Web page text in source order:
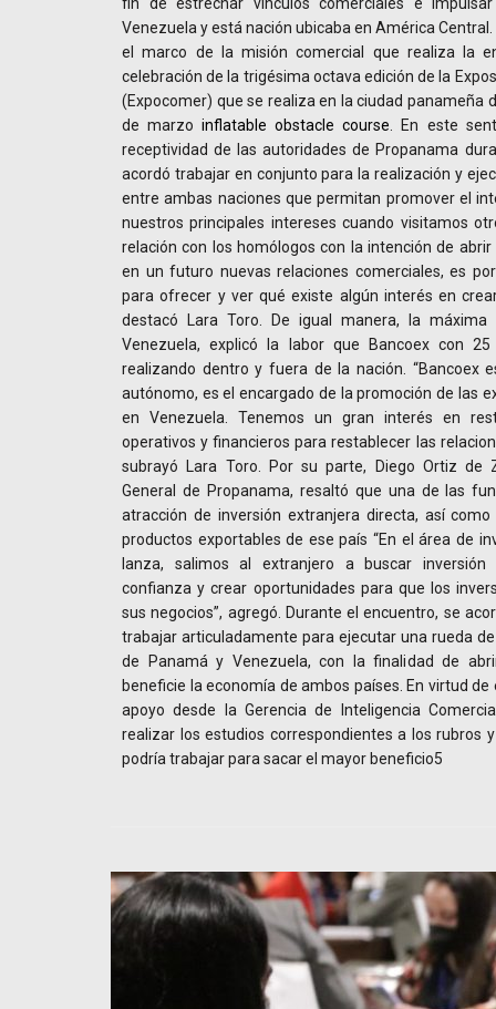
fin de estrechar vínculos comerciales e
Venezuela y está nación ubicaba en América
el marco de la misión comercial que realiza la
celebración de la trigésima octava edición de la
(Expocomer) que se realiza en la ciudad panameña
de marzoinflatable obstacle course. En este
receptividad de las autoridades de Propanama
acordó trabajar en conjunto para la realización y
entre ambas naciones que permitan promover el
nuestros principales intereses cuando visitamos
relación con los homólogos con la intención de
en un futuro nuevas relaciones comerciales, es
para ofrecer y ver qué existe algún interés en
destacó Lara Toro. De igual manera, la máxima
Venezuela, explicó la labor que Bancoex con
realizando dentro y fuera de la nación. “Bancoex
autónomo, es el encargado de la promoción de las
en Venezuela. Tenemos un gran interés en
operativos y financieros para restablecer las
subrayó Lara Toro. Por su parte, Diego Ortiz de
General de Propanama, resaltó que una de las
atracción de inversión extranjera directa, así
productos exportables de ese país “En el área de
lanza, salimos al extranjero a buscar inversión
confianza y crear oportunidades para que los
sus negocios”, agregó. Durante el encuentro, se
trabajar articuladamente para ejecutar una rueda
de Panamá y Venezuela, con la finalidad de
beneficie la economía de ambos países. En virtud
apoyo desde la Gerencia de Inteligencia
realizar los estudios correspondientes a los rubros
podría trabajar para sacar el mayor beneficio5